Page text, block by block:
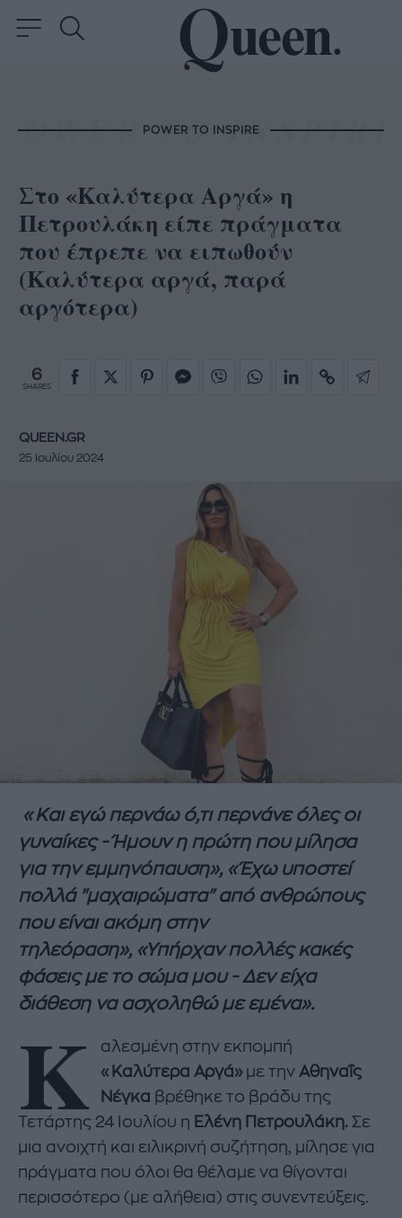
POWER TO INSPIRE
Στο «Καλύτερα Αργά» η
Πετρουλάκη είπε πράγματα
που έπρεπε να ειπωθούν
(Καλύτερα αργά, παρά
αργότερα)
6
SHARES
QUEEN.GR
25 Ιουλίου 2024
«Και εγώ περνάω ό,τι περνάνε όλες οι
γυναίκες - Ήμουν η πρώτη που μίλησα
για την εμμηνόπαυση», «Έχω υποστεί
πολλά "μαχαιρώματα" από ανθρώπους
που είναι ακόμη στην
τηλεόραση», «Υπήρχαν πολλές κακές
φάσεις με το σώμα μου - Δεν είχα
διάθεση να ασχοληθώ με εμένα».
Κ
αλεσμένη στην εκπομπή
«Καλύτερα Αργά»με τηνΑθηναΐς
Νέγκα βρέθηκε το βράδυ της
Τετάρτης 24 Ιουλίου η Ελένη Πετρουλάκη. Σε
μια ανοιχτή και ειλικρινή συζήτηση, μίλησε για
πράγματα που όλοι θα θέλαμε να θίγονται
περισσότερο (με αλήθεια) στις συνεντεύξεις.